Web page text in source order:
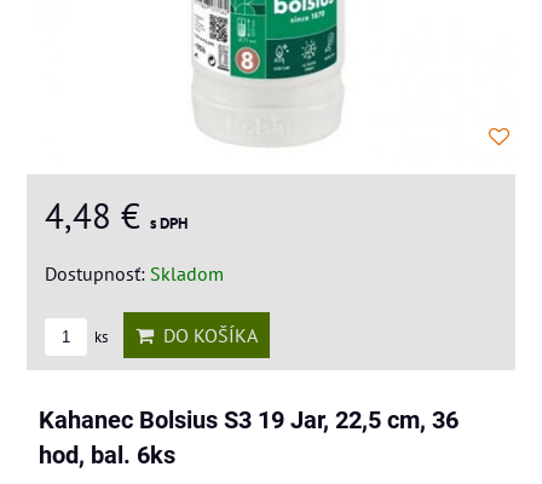
4,48 € s DPH
Dostupnosť: Skladom
ks DO KOŠÍKA
Kahanec Bolsius S3 19 Jar, 22,5 cm, 36
hod, bal. 6ks